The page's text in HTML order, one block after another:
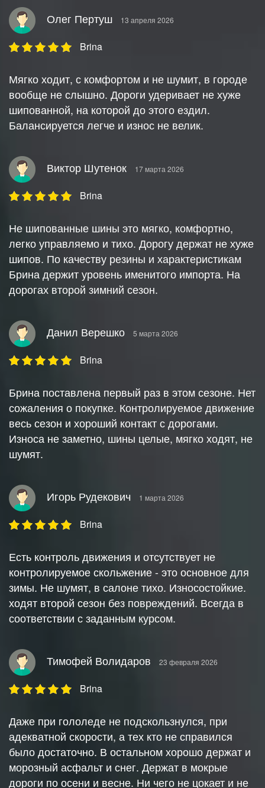
Олег Пертуш 13 апреля 2026
Brina
Мягко ходит, с комфортом и не шумит, в городе
вообще не слышно. Дороги удеривает не хуже
шипованной, на которой до этого ездил.
Балансируется легче и износ не велик.
Виктор Шутенок 17 марта 2026
Brina
Не шипованные шины это мягко, комфортно,
легко управляемо и тихо. Дорогу держат не хуже
шипов. По качеству резины и характеристикам
Брина держит уровень именитого импорта. На
дорогах второй зимний сезон.
Данил Верешко 5 марта 2026
Brina
Брина поставлена первый раз в этом сезоне. Нет
сожаления о покупке. Контролируемое движение
весь сезон и хороший контакт с дорогами.
Износа не заметно, шины целые, мягко ходят, не
шумят.
Игорь Рудекович 1 марта 2026
Brina
Есть контроль движения и отсутствует не
контролируемое скольжение - это основное для
зимы. Не шумят, в салоне тихо. Износостойкие.
ходят второй сезон без повреждений. Всегда в
соответствии с заданным курсом.
Тимофей Волидаров 23 февраля 2026
Brina
Даже при гололеде не подскользнулся, при
адекватной скорости, а тех кто не справился
было достаточно. В остальном хорошо держат и
морозный асфальт и снег. Держат в мокрые
дороги по осени и весне. Ни чего не цокает и не